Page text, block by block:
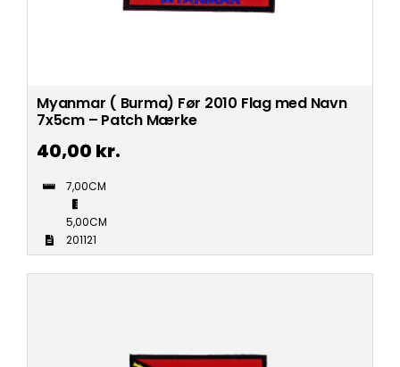
Myanmar ( Burma) Før 2010 Flag med Navn
7x5cm – Patch Mærke
40,00 kr.
7,00CM
5,00CM
201121